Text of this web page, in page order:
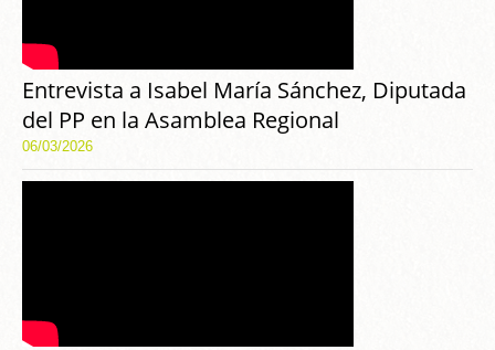
Entrevista a Isabel María Sánchez, Diputada
del PP en la Asamblea Regional
06/03/2026